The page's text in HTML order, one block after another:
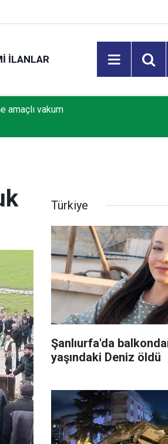
İLANLAR
amaçlı vakum
MSB:
Türkiye
Şanlıurfa'da
yaşındaki Deniz öldü